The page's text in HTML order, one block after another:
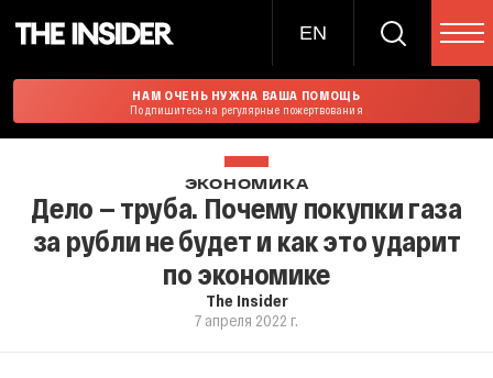
EN
НАМ ОЧЕНЬ НУЖНА ВАША ПОМОЩЬ
Подпишитесь на регулярные пожертвования
ЭКОНОМИКА
Дело — труба. Почему покупки газа
за рубли не будет и как это ударит
по экономике
The Insider
7 апреля 2022 г.